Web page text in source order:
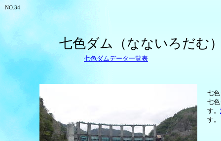
七色ダム（なないろだむ
七色ダムデータ一覧表
七
七
す。
す。
NO.34